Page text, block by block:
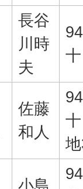
長谷
川時
夫
佐藤
和人
小島